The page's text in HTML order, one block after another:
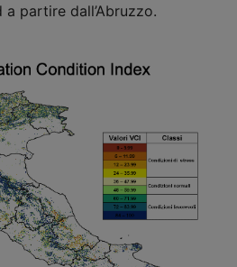
partire dall’Abruzzo.